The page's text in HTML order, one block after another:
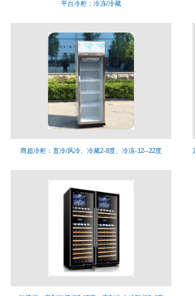
平台冷柜：冷冻/冷藏
商超冷柜：直冷/风冷、冷藏2-8度、冷冻-12--22度